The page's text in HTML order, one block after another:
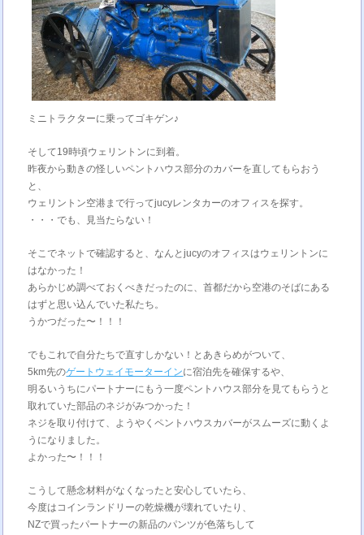
ミニトラクターに乗ってゴキゲン♪
そして19時頃ウェリントンに到着。
昨夜から動きの怪しいペントハウス部分のカバーを直してもらおう
と、
ウェリントン空港まで行ってjucyレンタカーのオフィスを探す。
・・・でも、見当たらない！
そこでネットで確認すると、なんとjucyのオフィスはウェリントンに
はなかった！
あらかじめ調べておくべきだったのに、首都だから空港のそばにある
はずと思い込んでいた私たち。
うかつだった〜！！！
でもこれで自分たちで直すしかない！とあきらめがついて、
5km先のゲートウェイモーターインに宿泊先を確保するや、
明るいうちにパートナーにもう一度ペントハウス部分を見てもらうと
取れていた部品のネジがみつかった！
ネジを取り付けて、ようやくペントハウスカバーがスムーズに動くよ
うになりました。
よかった〜！！！
こうして懸念材料がなくなったと安心していたら、
今度はコインランドリーの乾燥機が壊れていたり、
NZで買ったパートナーの新品のパンツが色落ちして